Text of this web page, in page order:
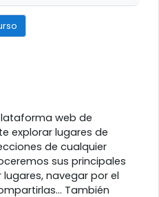
web de
explorar lugares de
de cualquier
sus principales
navegar por el
También